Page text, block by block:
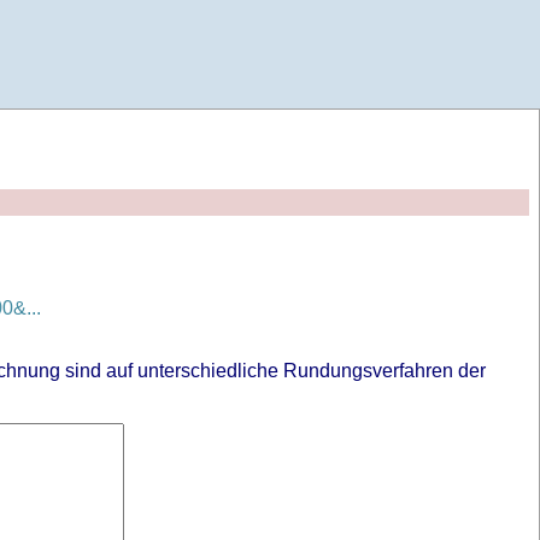
sind auf unterschiedliche Rundungsverfahren der